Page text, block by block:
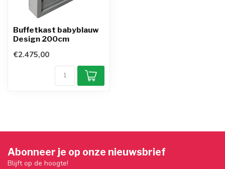
Buffetkast babyblauw
Design 200cm
€2.475,00
Abonneer je op onze nieuwsbrief
Blijft op de hoogte!